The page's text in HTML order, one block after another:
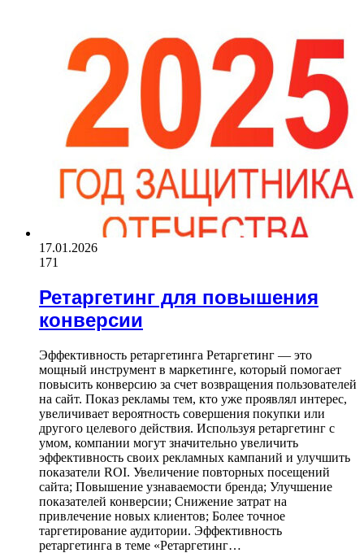
17.01.2026
171
Ретаргетинг для повышения
конверсии
Эффективность ретаргетинга Ретаргетинг — это
мощный инструмент в маркетинге, который помогает
повысить конверсию за счет возвращения пользователей
на сайт. Показ рекламы тем, кто уже проявлял интерес,
увеличивает вероятность совершения покупки или
другого целевого действия. Используя ретаргетинг с
умом, компании могут значительно увеличить
эффективность своих рекламных кампаний и улучшить
показатели ROI. Увеличение повторных посещений
сайта; Повышение узнаваемости бренда; Улучшение
показателей конверсии; Снижение затрат на
привлечение новых клиентов; Более точное
таргетирование аудитории. Эффективность
ретаргетинга в теме «Ретаргетинг…